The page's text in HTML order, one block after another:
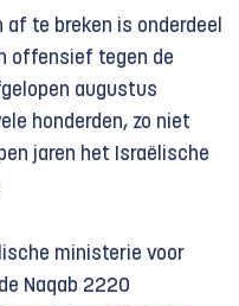
af te breken is onderdeel
offensief tegen de
augustus
honderden, zo niet
jaren het Israëlische
ministerie voor
Naqab 2220